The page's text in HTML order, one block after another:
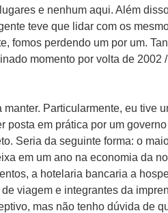
e nenhum aqui. Além
teve que lidar com os
fomos perdendo um por um.
momento por volta de 2002
Particularmente, eu tive
posta em prática por um
Seria da seguinte forma: o
em um ano na economia da
a hotelaria bancaria a
viagem e integrantes da
mas não tenho dúvida de